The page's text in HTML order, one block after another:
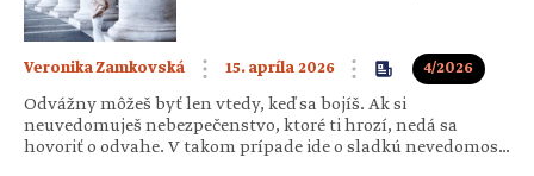
Veronika Zamkovská 15. apríla 2026 4/2026
Odvážny môžeš byť len vtedy, keď sa bojíš. Ak si
neuvedomuješ nebezpečenstvo, ktoré ti hrozí, nedá sa
hovoriť o odvahe. V takom prípade ide o sladkú nevedomosť